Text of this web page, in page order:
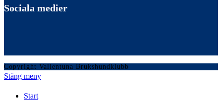
Sociala medier
Copyright Vallentuna Brukshundklubb
Stäng meny
Start